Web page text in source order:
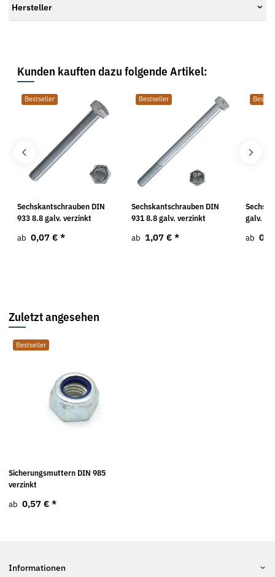
Hersteller
Kunden kauften dazu folgende Artikel:
Bestseller
Sechskantschrauben DIN
933 8.8 galv. verzinkt
ab 0,07 € *
Bestseller
Sechskantschrauben DIN
931 8.8 galv. verzinkt
ab 1,07 € *
galv.
ab
Zuletzt angesehen
Bestseller
Sicherungsmuttern DIN 985
verzinkt
ab 0,57 € *
Informationen